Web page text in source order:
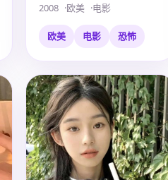
血路。
2008 欧美 电影
欧美 电影 恐怖